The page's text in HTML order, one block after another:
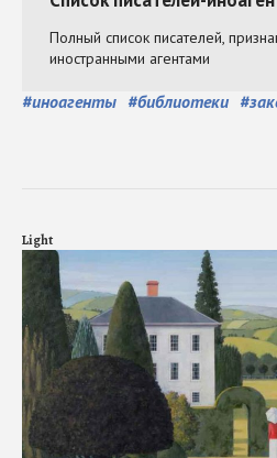
#иноагенты #библиотеки #
Light